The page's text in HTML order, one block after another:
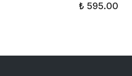
₺ 595.00